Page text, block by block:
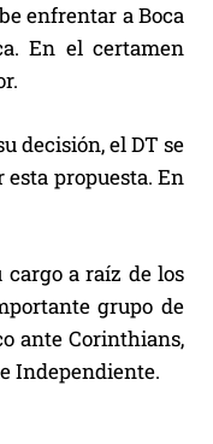
enfrentar a Boca
En el certamen
decisión, el DT se
propuesta. En
a raíz de los
grupo de
ante Corinthians,
Independiente.